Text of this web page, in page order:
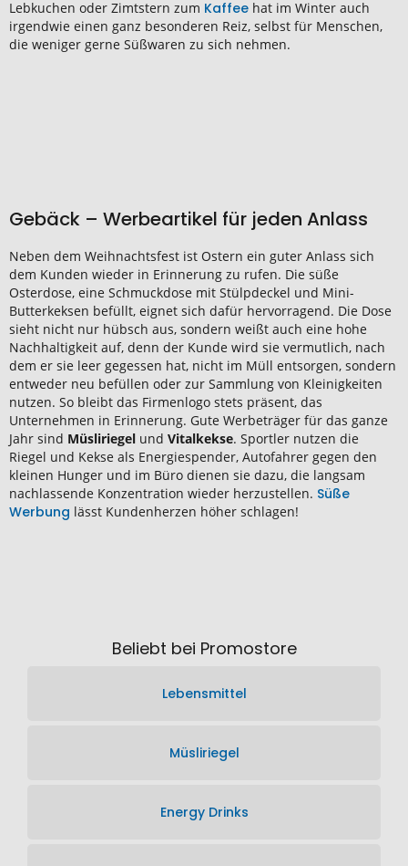
Lebkuchen oder Zimtstern zum Kaffee hat im Winter auch
irgendwie einen ganz besonderen Reiz, selbst für Menschen,
die weniger gerne Süßwaren zu sich nehmen.
Gebäck – Werbeartikel für jeden Anlass
Neben dem Weihnachtsfest ist Ostern ein guter Anlass sich
dem Kunden wieder in Erinnerung zu rufen. Die süße
Osterdose, eine Schmuckdose mit Stülpdeckel und Mini-
Butterkeksen befüllt, eignet sich dafür hervorragend. Die Dose
sieht nicht nur hübsch aus, sondern weißt auch eine hohe
Nachhaltigkeit auf, denn der Kunde wird sie vermutlich, nach
dem er sie leer gegessen hat, nicht im Müll entsorgen, sondern
entweder neu befüllen oder zur Sammlung von Kleinigkeiten
nutzen. So bleibt das Firmenlogo stets präsent, das
Unternehmen in Erinnerung. Gute Werbeträger für das ganze
Jahr sind Müsliriegel und Vitalkekse. Sportler nutzen die
Riegel und Kekse als Energiespender, Autofahrer gegen den
kleinen Hunger und im Büro dienen sie dazu, die langsam
nachlassende Konzentration wieder herzustellen. Süße
Werbung lässt Kundenherzen höher schlagen!
Beliebt bei Promostore
Lebensmittel
Müsliriegel
Energy Drinks